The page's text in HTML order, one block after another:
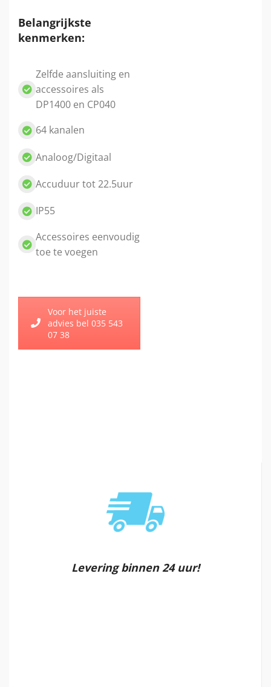
Belangrijkste
kenmerken:
Zelfde aansluiting en
accessoires als
DP1400 en CP040
64 kanalen
Analoog/Digitaal
Accuduur tot 22.5uur
IP55
Accessoires eenvoudig
toe te voegen
Voor het juiste
advies bel 035 543
07 38
Levering binnen 24 uur!